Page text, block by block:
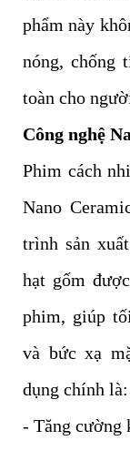
phẩm này
nóng, chống
toàn cho
Công nghệ
Phim cách
Nano
trình sản
hạt gốm
phim, giúp
và bức xạ
dụng chính là:
- Tăng cường